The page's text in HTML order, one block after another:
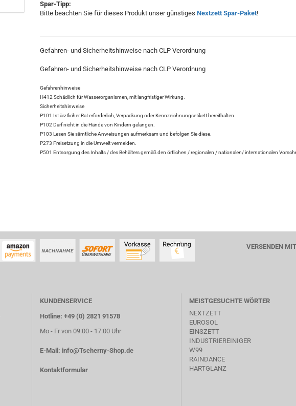
Spar-Tipp:
Bitte beachten Sie für dieses Produkt unser günstiges Nextzett Spar-Paket!
Gefahren- und Sicherheitshinweise nach CLP Verordnung
Gefahren- und Sicherheitshinweise nach CLP Verordnung
Gefahrenhinweise
H412 Schädlich für Wasserorganismen, mit langfristiger Wirkung.
Sicherheitshinweise
P101 Ist ärztlicher Rat erforderlich, Verpackung oder Kennzeichnungsetikett bereithalten.
P102 Darf nicht in die Hände von Kindern gelangen.
P103 Lesen Sie sämtliche Anweisungen aufmerksam und befolgen Sie diese.
P273 Freisetzung in die Umwelt vermeiden.
P501 Entsorgung des Inhalts / des Behälters gemäß den örtlichen / regionalen / nationalen/ internationalen
VERSENDEN MIT
KUNDENSERVICE
Hotline: +49 (0) 2821 91578
Mo - Fr von 09:00 - 17:00 Uhr
E-Mail: info@Tscherny-Shop.de
Kontaktformular
MEISTGESUCHTE WÖRTER
NEXTZETT
EUROSOL
EINSZETT
INDUSTRIEREINIGER
W99
RAINDANCE
HARTGLANZ